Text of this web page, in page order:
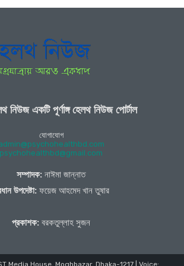
নিউজ একটি পূর্ণাঙ্গ হেলথ নিউজ পোর্টাল
যোগাযোগ
psychohealthbd@gmail.com
সম্পাদক: নাঈমা জান্নাত
উপদেষ্টা:ফয়েজ আহমেদ খান তুষার
প্রকাশক: বরকতুল্লাহ সুজন
Media House, Moghbazar, Dhaka-1217 | Voice: